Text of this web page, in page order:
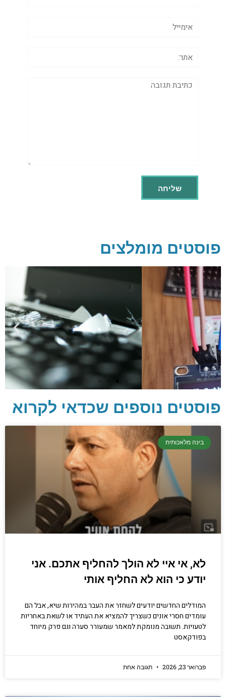
תגובה
פוסטים מומלצים
יסודות בתכנות
קריפטוגרפיה, ביצועים, אבטחת מידע ומידע
יסודי וחשוב שגם מתכנתים מנוסים לא תמיד
יודעים.
הכנסו עכשיו
פוסטים נוספים שכדאי לקרוא
בינה מלאכותית
לא, אי איי לא הולך להחליף אתכם. אני
יודע כי הוא לא החליף אותי
המודלים החדשים יודעים לשחזר את העבר במהירות שיא, אבל הם
עומדים חסרי אונים כשצריך להמציא את העתיד או לשאת באחריות
לטעויות. תשובה מנומקת למאמר שמעורר סערה וגם פרק מיוחד
בפודקאסט
פברואר 23, 2026 תגובה אחת